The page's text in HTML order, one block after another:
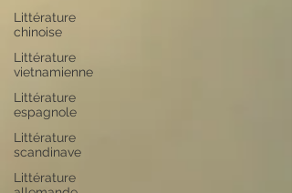
Littérature
chinoise
Littérature
vietnamienne
Littérature
espagnole
Littérature
scandinave
Littérature